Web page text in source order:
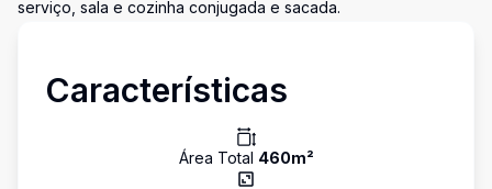
serviço, sala e cozinha conjugada e sacada.
Características
Área Total 460m²